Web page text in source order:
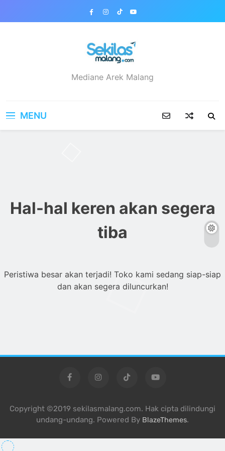
sekilasmalang.com
Mediane Arek Malang
MENU
Hal-hal keren akan segera
tiba
Peristiwa besar akan terjadi! Toko kami sedang siap-siap
dan akan segera diluncurkan!
Copyright ©2019 sekilasmalang.com. Hak cipta dilindungi
undang-undang. Powered By BlazeThemes.